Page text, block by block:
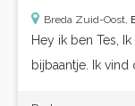
Breda Zuid-Oost,
Hey ik ben Tes,
bijbaantje. Ik vind